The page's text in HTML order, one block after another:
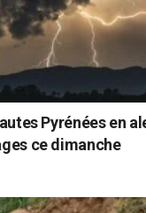
Pyrénées en
ce dimanche